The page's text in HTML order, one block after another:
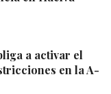
a activar el
en la A-